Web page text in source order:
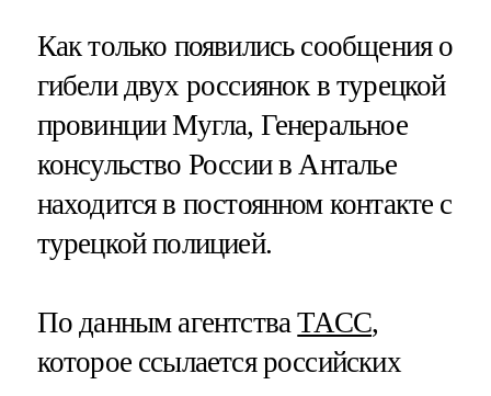
Как только появились сообщения о
гибели двух россиянок в турецкой
провинции Мугла, Генеральное
консульство России в Анталье
находится в постоянном контакте с
турецкой полицией.
По данным агентстваТАСС,
которое ссылается российских